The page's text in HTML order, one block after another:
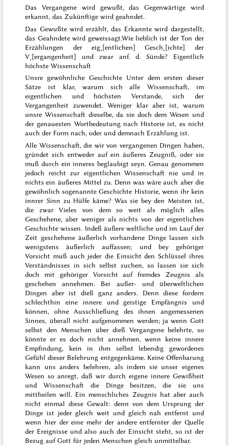
Das Vergangene wird gewußt, das Gegenwärtige wird
erkannt, das Zukünftige wird geahndet.
Das Gewußte wird erzählt, das Erkannte wird dargestellt,
das Geahndete wird geweissagt.Wie lieblich ist der Ton der
Erzählungen der eig˖[entlichen] Gesch˖[ichte] der
V˖[ergangenheit] und zwar anf. d. Sünde? Eigentlich
höchste Wissenschaft
Unsre gewöhnliche Geschichte Unter dem ersten dieser
Sätze ist klar, warum sich alle Wissenschaft, im
eigentlichen und höchsten Verstande, sich der
Vergangenheit zuwendet. Weniger klar aber ist, warum
unsre Wissenschaft dieselbe, da sie doch dem Wesen und
der genauesten Wortbedeutung nach Historie ist, es nicht
auch der Form nach, oder und demnach Erzählung ist.
Alle Wissenschaft, die wir von vergangenen Dingen haben,
gründet sich entweder auf ein äußeres Zeugniß, oder sie
muß durch ein inneres beglaubigt seyn. Genau genommen
jedoch reicht zur eigentlichen Wissenschaft nie und in
nichts ein äußeres Mittel zu. Denn was wäre auch aber die
gewöhnlich sogenannte Geschichte Historie, wenn ihr kein
innrer Sinn zu Hülfe käme? Was sie bey den Meisten ist,
die zwarVieles von demso weit als möglich alles
Geschehene, aber weniger als nichts von der eigentlichen
Geschichte wissen. Indeß äußere weltliche und im Lauf der
Zeit geschehene äußerlich vorhandene Dinge lassen sich
wenigstens äußerlich auffassen; und bey gehöriger
Vorsicht muß auch jeder die Einsicht den Schlüssel ihres
Verständnisses in sich selbst suchen, so lassen sie sich
doch mit gehöriger Vorsicht auf fremdes Zeugnis als
geschehen annehmen. Bei außer- und überweltlichen
Dingen aber ist dieß ganz anders. Denn diese fordern
schlechthin eine innere und geistige Empfängnis und
können, ohne Ausschließung des ihnen angemessenen
Sinnes, überall nicht aufgenommen werden; ja wenn Gott
selbst den Menschen über dieß Vergangene belehrte, so
könnte er es doch nicht annehmen, wenn keine innere
Empfindung, kein in ihm selbst lebendig gewordenes
Gefühl dieser Belehrung entgegenkäme. Keine Offenbarung
kann uns anders belehren, als indem sie unser eigenes
Wesen so anregt, daß wir durch eigene innere Gewißheit
und Wissenschaft die Dinge besitzen, die sie uns
mittheilen will. Ein menschliches Zeugnis hat aber auch
nicht einmal diese Gewalt: denn von dem Ursprung der
Dinge ist jeder gleich weit und gleich nah entfernt und
wenn hier der eine mehr der andere entfernter der Quelle
der Ereignisse und also auch der Einsicht steht, so ist der
Bezug auf Gott für jeden Menschen gleich unmittelbar.